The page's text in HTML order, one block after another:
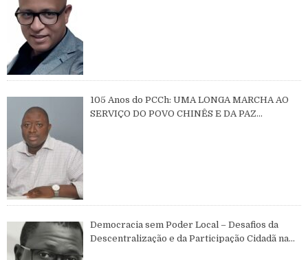
105 Anos do PCCh: UMA LONGA MARCHA AO
SERVIÇO DO POVO CHINÊS E DA PAZ
Democracia sem Poder Local – Desafios da
Descentralização e da Participação Cidadã na